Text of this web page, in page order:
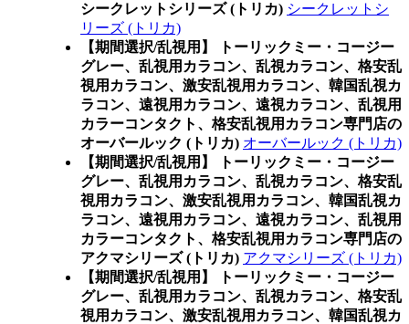
シークレットシリーズ (トリカ) シークレットシ
リーズ (トリカ)
【期間選択/乱視用】 トーリックミー・コージー
グレー、乱視用カラコン、乱視カラコン、格安乱
視用カラコン、激安乱視用カラコン、韓国乱視カ
ラコン、遠視用カラコン、遠視カラコン、乱視用
カラーコンタクト、格安乱視用カラコン専門店の
オーバールック (トリカ) オーバールック (トリカ)
【期間選択/乱視用】 トーリックミー・コージー
グレー、乱視用カラコン、乱視カラコン、格安乱
視用カラコン、激安乱視用カラコン、韓国乱視カ
ラコン、遠視用カラコン、遠視カラコン、乱視用
カラーコンタクト、格安乱視用カラコン専門店の
アクマシリーズ (トリカ) アクマシリーズ (トリカ)
【期間選択/乱視用】 トーリックミー・コージー
グレー、乱視用カラコン、乱視カラコン、格安乱
視用カラコン、激安乱視用カラコン、韓国乱視カ